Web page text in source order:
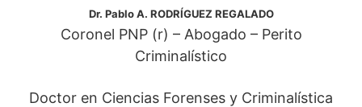
A
w
i
t
e
g
r
a
m
k
e
d
Dr. Pablo A. RODRÍGUEZ REGALADO
Coronel PNP (r) – Abogado – Perito
Criminalístico
Doctor en Ciencias Forenses y Criminalística